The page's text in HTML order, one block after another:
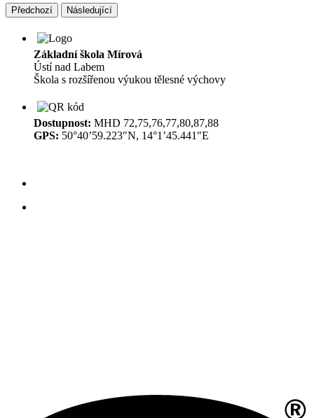
Předchozí Následující
Základní škola Mírová
Ústí nad Labem
Škola s rozšířenou výukou tělesné výchovy
Dostupnost: MHD 72,75,76,77,80,87,88
GPS: 50°40’59.223″N, 14°1’45.441″E